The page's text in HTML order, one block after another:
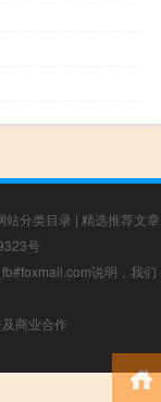
站分类目录 | 精选推荐文章
号
说明，我们
商业合作